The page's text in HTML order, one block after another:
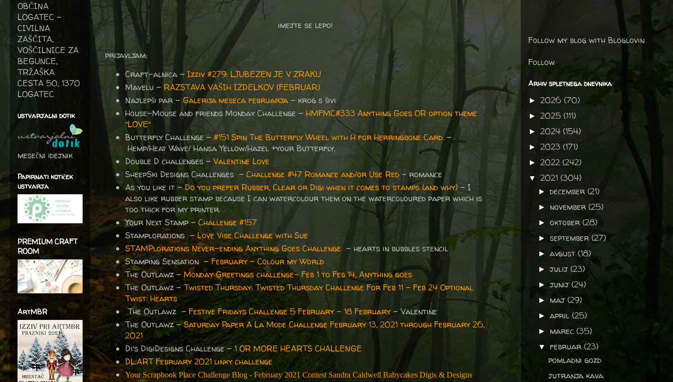
imejte se lepo!
prijavljam:
Craft-alnica - Izziv #279: LJUBEZEN JE V ZRAKU
Mavelu - RAZSTAVA VAŠIH IZDELKOV (FEBRUAR)
Najlepši par -Galerija meseca februarja - krog s šivi
House-Mouse and friends Monday Challenge - HMFMC#333 Anything Goes OR option theme
"LOVE"
Butterfly Challenge - #151 Spin The Butterfly Wheel with H for Herringbone Card.-
Hemp/Heat Wave/ Hansa Yellow/Hazel +your Butterfly.
Double D challenges - Valentine Love
SheepSki Designs Challenges - Challenge #47 Romance and/or Use Red - romance
As you like it -Do you prefer Rubber, Clear or Digi when it comes to stamps (and why) – I
also like rubber stamp because I can watercolour them on the watercoloured paper which is
too thick for my printer.
Your Next Stamp - Challenge #157
Stamplorations -Love Vibe Challenge with Sue
STAMPlorations Never-ending Anything Goes Challenge - hearts in bubbles stencil
Stamping Sensation - February - Colour my World
The Outlawz - Monday Greetings challenge- Feb 1 to Feb 14, Anything goes
The Outlawz -Twisted Thursday:Twisted Thursday Challenge For Feb 11 - Feb 24 Optional
Twist: Hearts
The Outlawz - Festive Fridays Challenge 5 February - 18 February- Valentine
The Outlawz -Saturday Paper A La Mode Challenge February 13, 2021 through February 26,
2021
Di's DigiDesigns Challenge - 1 OR MORE HEARTS CHALLENGE
DL.ART February 2021 linky challenge
Your Scrapbook Place Challenge Blog- February 2021 Contest Sandra Caldwell Babycakes Digis & Designs
OBČINA
LOGATEC -
CIVILNA
ZAŠČITA,
VOŠČILNICE ZA
BEGUNCE,
TRŽAŠKA
CESTA 50, 1370
LOGATEC
ustvarjalni dotik
mesečni idejnik
Papirnati kotiček
ustvarja
PREMIUM CRAFT
ROOM
ArtMBR
Follow my blog with Bloglovin
Follow
Arhiv spletnega dnevnika
► 2026 (70)
► 2025 (111)
► 2024 (154)
► 2023 (171)
► 2022 (242)
▼ 2021 (304)
►december(21)
► november(25)
►oktober(28)
►september(27)
►avgust(18)
►julij(23)
►junij(24)
► maj(29)
►april(25)
► marec(35)
▼februar(23)
pomladni gozd
jutranja kava